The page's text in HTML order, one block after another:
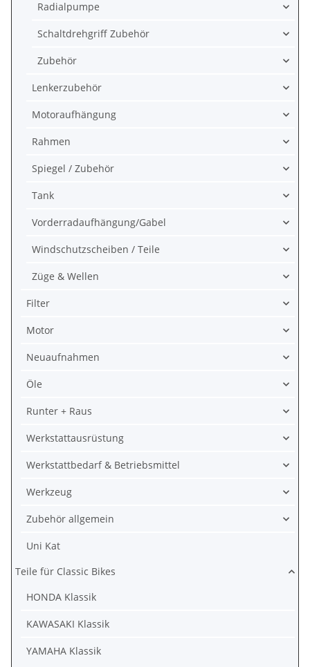
Radialpumpe
Schaltdrehgriff Zubehör
Zubehör
Lenkerzubehör
Motoraufhängung
Rahmen
Spiegel / Zubehör
Tank
Vorderradaufhängung/Gabel
Windschutzscheiben / Teile
Züge & Wellen
Filter
Motor
Neuaufnahmen
Öle
Runter + Raus
Werkstattausrüstung
Werkstattbedarf & Betriebsmittel
Werkzeug
Zubehör allgemein
Uni Kat
Teile für Classic Bikes
HONDA Klassik
KAWASAKI Klassik
YAMAHA Klassik